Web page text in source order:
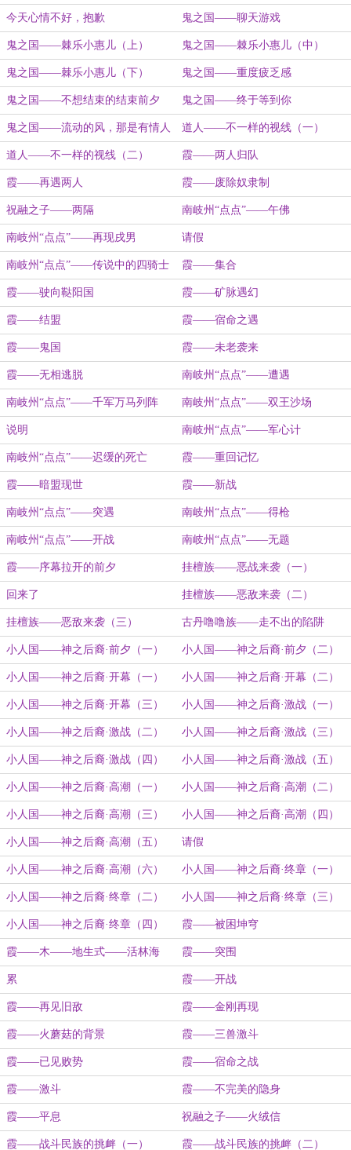
今天心情不好，抱歉 鬼之国——聊天游戏
鬼之国——棘乐小惠儿（上） 鬼之国——棘乐小惠儿（中）
鬼之国——棘乐小惠儿（下） 鬼之国——重度疲乏感
鬼之国——不想结束的结束前夕 鬼之国——终于等到你
鬼之国——流动的风，那是有情人
间的喧嚣
道人——不一样的视线（一）
道人——不一样的视线（二） 霞——两人归队
霞——再遇两人 霞——废除奴隶制
祝融之子——两隔 南岐州“点点”——午佛
南岐州“点点”——再现戌男 请假
南岐州“点点”——传说中的四骑士 霞——集合
霞——驶向鞑阳国 霞——矿脉遇幻
霞——结盟 霞——宿命之遇
霞——鬼国 霞——未老袭来
霞——无相逃脱 南岐州“点点”——遭遇
南岐州“点点”——千军万马列阵 南岐州“点点”——双王沙场
说明 南岐州“点点”——军心计
南岐州“点点”——迟缓的死亡 霞——重回记忆
霞——暗盟现世 霞——新战
南岐州“点点”——突遇 南岐州“点点”——得枪
南岐州“点点”——开战 南岐州“点点”——无题
霞——序幕拉开的前夕 挂檀族——恶战来袭（一）
回来了 挂檀族——恶敌来袭（二）
挂檀族——恶敌来袭（三） 古丹噜噜族——走不出的陷阱
小人国——神之后裔·前夕（一） 小人国——神之后裔·前夕（二）
小人国——神之后裔·开幕（一） 小人国——神之后裔·开幕（二）
小人国——神之后裔·开幕（三） 小人国——神之后裔·激战（一）
小人国——神之后裔·激战（二） 小人国——神之后裔·激战（三）
小人国——神之后裔·激战（四） 小人国——神之后裔·激战（五）
小人国——神之后裔·高潮（一） 小人国——神之后裔·高潮（二）
小人国——神之后裔·高潮（三） 小人国——神之后裔·高潮（四）
小人国——神之后裔·高潮（五） 请假
小人国——神之后裔·高潮（六） 小人国——神之后裔·终章（一）
小人国——神之后裔·终章（二） 小人国——神之后裔·终章（三）
小人国——神之后裔·终章（四） 霞——被困坤穹
霞——木——地生式——活林海 霞——突围
累 霞——开战
霞——再见旧敌 霞——金刚再现
霞——火蘑菇的背景 霞——三兽激斗
霞——已见败势 霞——宿命之战
霞——激斗 霞——不完美的隐身
霞——平息 祝融之子——火绒信
霞——战斗民族的挑衅（一） 霞——战斗民族的挑衅（二）